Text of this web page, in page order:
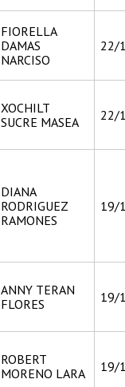
FIORELLA
DAMAS
NARCISO
22/
XOCHILT
SUCRE MASEA
22/
DIANA
RODRIGUEZ
RAMONES
19/
ANNY TERAN
FLORES
19/
ROBERT
MORENO LARA
19/